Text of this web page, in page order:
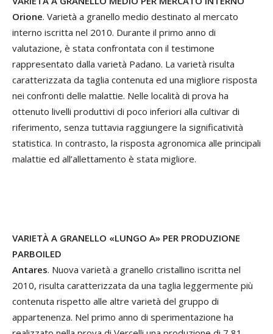
Orione. Varietà a granello medio destinato al mercato
interno iscritta nel 2010. Durante il primo anno di
valutazione, è stata confrontata con il testimone
rappresentato dalla varietà Padano. La varietà risulta
caratterizzata da taglia contenuta ed una migliore risposta
nei confronti delle malattie. Nelle località di prova ha
ottenuto livelli produttivi di poco inferiori alla cultivar di
riferimento, senza tuttavia raggiungere la significatività
statistica. In contrasto, la risposta agronomica alle principali
malattie ed all’allettamento è stata migliore.
VARIETÀ A GRANELLO «LUNGO A» PER PRODUZIONE
PARBOILED
Antares. Nuova varietà a granello cristallino iscritta nel
2010, risulta caratterizzata da una taglia leggermente più
contenuta rispetto alle altre varietà del gruppo di
appartenenza. Nel primo anno di sperimentazione ha